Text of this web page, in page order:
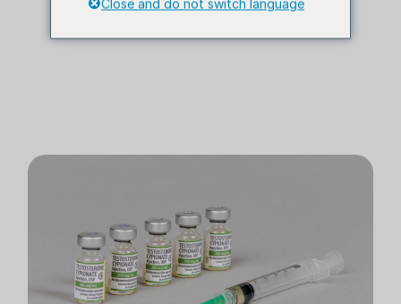
Resultados da
Pesquisa por:
Close and do not switch language